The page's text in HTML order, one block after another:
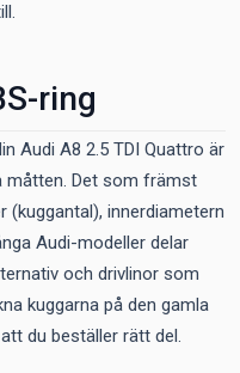
ring
Audi A8 2.5 TDI Quattro är
måtten. Det som främst
(kuggantal), innerdiametern
Audi-modeller delar
och drivlinor som
kuggarna på den gamla
du beställer rätt del.